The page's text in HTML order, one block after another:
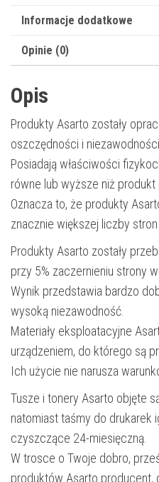
yellow
Informacje dodatkowe
Opinie (0)
Opis
Produkty Asarto zostały
oszczędności i niezawodności.
Posiadają właściwości
równe lub wyższe niż produkt
Oznacza to, że produkty
znacznie większej liczby stron
Produkty Asarto zostały
przy 5% zaczernieniu strony
Wynik przedstawia bardzo
wysoką niezawodność.
Materiały eksploatacyjne
urządzeniem, do którego są
Ich użycie nie narusza
Tusze i tonery Asarto objęte
natomiast taśmy do drukarek
czyszczące 24-miesięczną.
W trosce o Twoje dobro,
produktów Asarto producent,